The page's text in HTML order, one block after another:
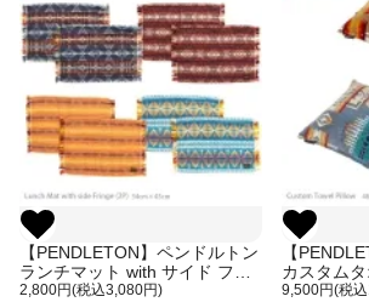
【PENDLETON】ペンドルトン
ランチマット with サイド フリ
ンジ 2枚組
2,800円(税込3,080円)
【
カスタムタ
クッション
9,500円(税